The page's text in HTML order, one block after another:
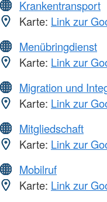
Krankentransport
Karte: Link zur
Menübringdienst
Karte: Link zur
Migration und
Karte: Link zur
Mitgliedschaft
Karte: Link zur
Mobilruf
Karte: Link zur